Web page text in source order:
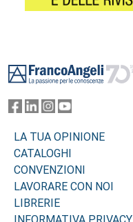
LA TUA OPINIONE
CATALOGHI
CONVENZIONI
LAVORARE CON NOI
LIBRERIE